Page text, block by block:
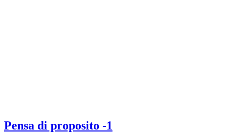
Pensa di proposito -1